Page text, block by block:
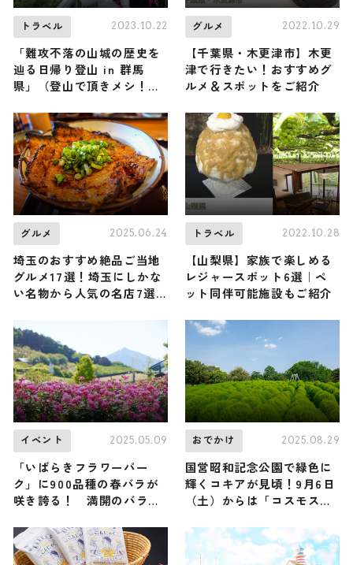
トラベル 2023.10.22
「難攻不落の山城の歴史を
辿る日帰り登山 in 群馬
県」（登山で頂きメシ！コ
グルメ 2022.10.29
【千葉県・木更津市】木更
津で行きたい！おすすめグ
ルメ＆スポットをご紹介
グルメ 2025.06.24
埼玉のおすすめ絶品ご当地
グルメ17選！埼玉にしかな
い名物から人気の名店7選
トラベル 2022.10.28
【山梨県】家族で楽しめる
レジャースポット6選｜ペ
ット同伴可能施設もご紹介
イベント 2025.05.09
「いばらきフラワーパー
ク」に900品種の春バラが
咲き誇る！ 満開のバラを
14日（水）スタート
おでかけ 2025.08.29
国営昭和記念公園で緑色に
輝くコキアが見頃！9月6日
（土）からは「コスモスま